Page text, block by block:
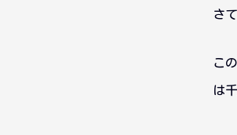
さ
こ
は